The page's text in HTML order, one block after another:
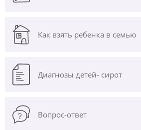
Как взять ребенка в семью
Диагнозы детей- сирот
Вопрос-ответ